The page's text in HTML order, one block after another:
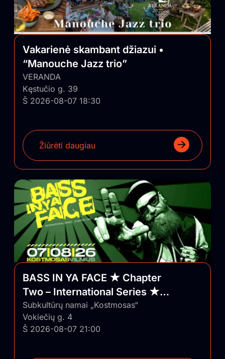
Vakarienė skambant džiazui •
“Manouche Jazz trio”
VERANDA
Kęstučio g. 39
Š 2026-08-07 18:30
Žiūrėti daugiau
BASS IN YA FACE ★ Chapter
Two – International Series ★
Vilnius/Lithuania
Subkultūrų namai „Kostmosas“
Vokiečių g. 4
Š 2026-08-07 21:00